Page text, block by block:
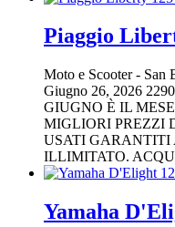
Piaggio
Moto e Scooter- San
Giugno 26, 2026
GIUGNO È IL
MIGLIORI PREZZI
USATI GARANTITI
ILLIMITATO.
Yamaha